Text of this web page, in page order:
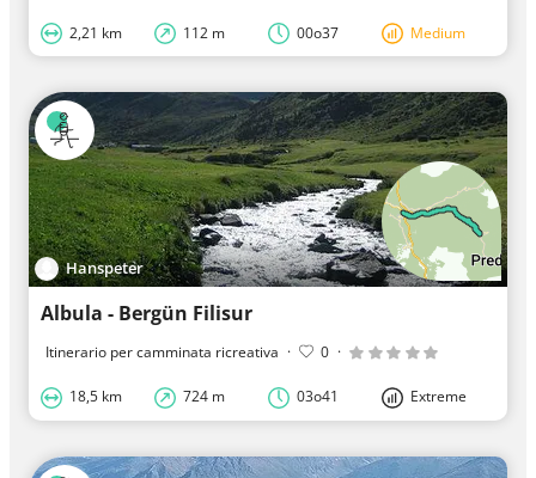
2,21 km 112 m 00o37 Medium
Hanspeter
Albula - Bergün Filisur
Itinerario per camminata ricreativa · 0 ·
18,5 km 724 m 03o41 Extreme